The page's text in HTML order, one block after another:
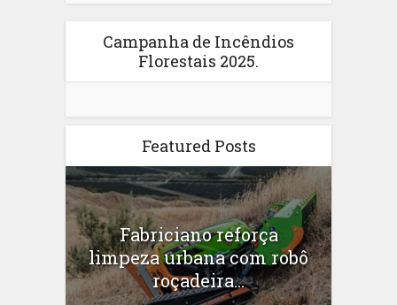
Campanha de Incêndios
Florestais 2025.
Featured Posts
Fabriciano reforça
limpeza urbana com robô
roçadeira...